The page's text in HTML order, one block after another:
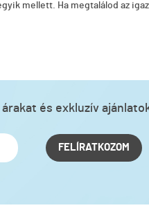
mellett. Ha megtalálod az
és exkluzív
FELÍRATKOZOM